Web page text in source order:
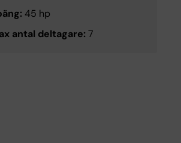
45 hp
antal deltagare: 7